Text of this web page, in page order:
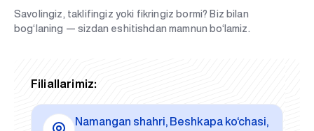
Savolingiz, taklifingiz yoki fikringiz bormi? Biz bilan
bog‘laning — sizdan eshitishdan mamnun bo‘lamiz.
Filiallarimiz:
Namangan shahri, Beshkapa ko‘chasi,